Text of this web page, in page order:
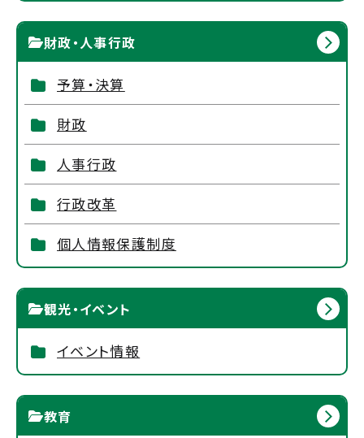
財政・人事行政
予算・決算
財政
人事行政
行政改革
個人情報保護制度
観光・イベント
イベント情報
教育